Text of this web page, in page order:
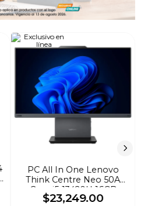
PC All In One Lenovo
Think Centre Neo 50A
Core i5-13420H 16GB
DDR4 512GB SSD Gris
$23,249.00